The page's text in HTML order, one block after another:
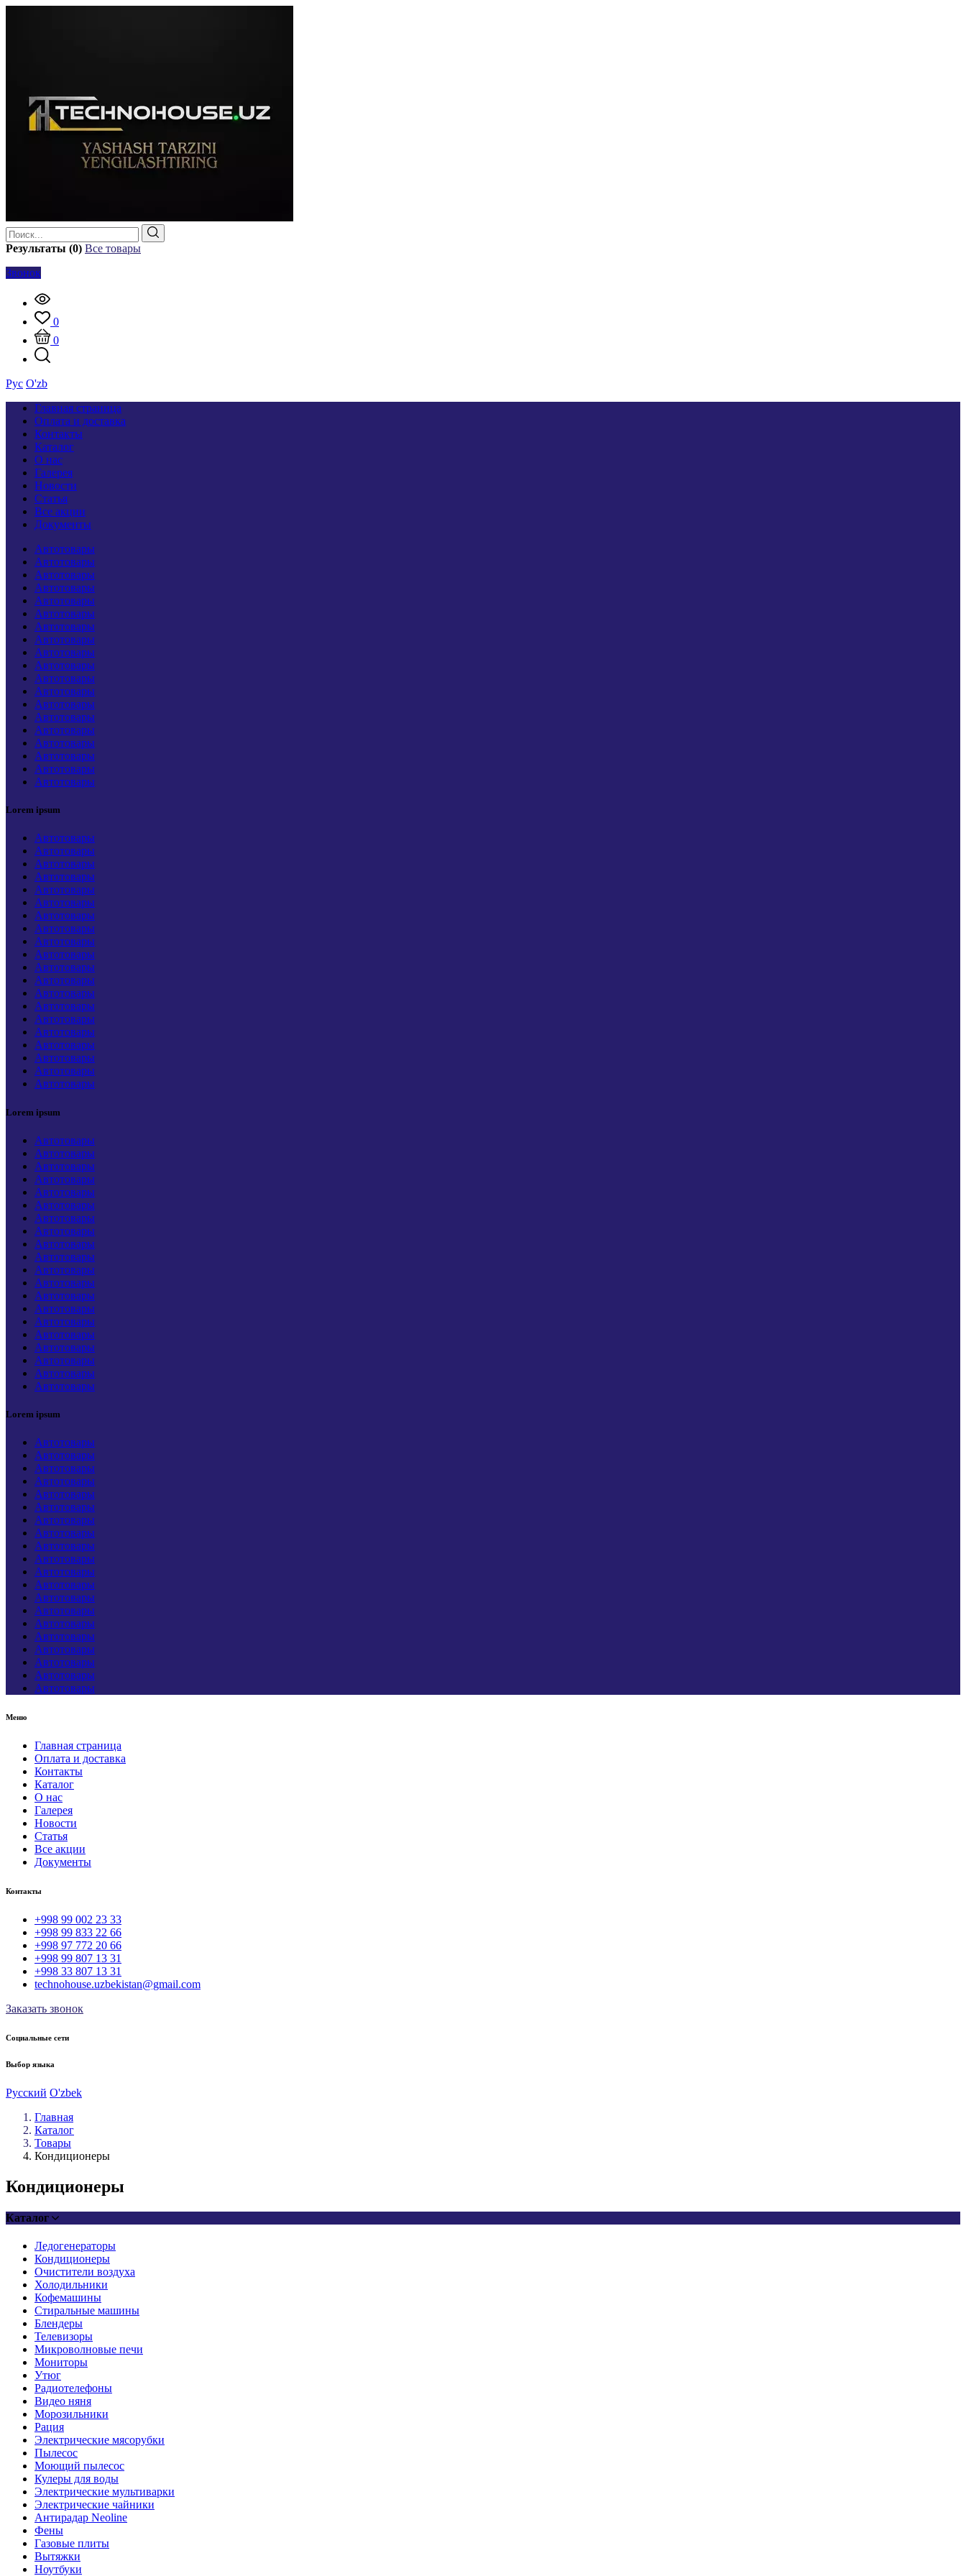
Результаты (0) Все товары
Звонок
0
0
Рус O'zb
Главная страница
Оплата и доставка
Контакты
Каталог
О нас
Галерея
Новости
Статья
Все акции
Документы
Автотовары
Автотовары
Автотовары
Автотовары
Автотовары
Автотовары
Автотовары
Автотовары
Автотовары
Автотовары
Автотовары
Автотовары
Автотовары
Автотовары
Автотовары
Автотовары
Автотовары
Автотовары
Автотовары
Lorem ipsum
Автотовары
Автотовары
Автотовары
Автотовары
Автотовары
Автотовары
Автотовары
Автотовары
Автотовары
Автотовары
Автотовары
Автотовары
Автотовары
Автотовары
Автотовары
Автотовары
Автотовары
Автотовары
Автотовары
Автотовары
Lorem ipsum
Автотовары
Автотовары
Автотовары
Автотовары
Автотовары
Автотовары
Автотовары
Автотовары
Автотовары
Автотовары
Автотовары
Автотовары
Автотовары
Автотовары
Автотовары
Автотовары
Автотовары
Автотовары
Автотовары
Автотовары
Lorem ipsum
Автотовары
Автотовары
Автотовары
Автотовары
Автотовары
Автотовары
Автотовары
Автотовары
Автотовары
Автотовары
Автотовары
Автотовары
Автотовары
Автотовары
Автотовары
Автотовары
Автотовары
Автотовары
Автотовары
Автотовары
Меню
Главная страница
Оплата и доставка
Контакты
Каталог
О нас
Галерея
Новости
Статья
Все акции
Документы
Контакты
+998 99 002 23 33
+998 99 833 22 66
+998 97 772 20 66
+998 99 807 13 31
+998 33 807 13 31
technohouse.uzbekistan@gmail.com
Заказать звонок
Социальные сети
Выбор языка
Русский O'zbek
Главная
Каталог
Товары
Кондиционеры
Кондиционеры
Каталог
Ледогенераторы
Кондиционеры
Очистители воздуха
Холодильники
Кофемашины
Стиральные машины
Блендеры
Телевизоры
Микроволновые печи
Мониторы
Утюг
Радиотелефоны
Видео няня
Морозильники
Рация
Электрические мясорубки
Пылесос
Моющий пылесос
Кулеры для воды
Электрические мультиварки
Электрические чайники
Антирадар Neoline
Фены
Газовые плиты
Вытяжки
Ноутбуки